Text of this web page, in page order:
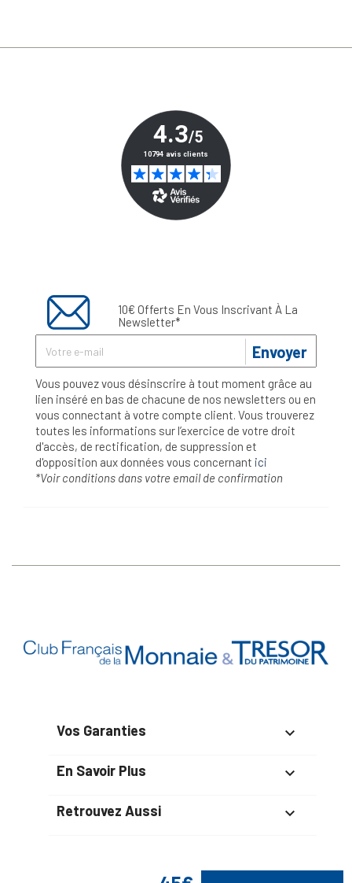
10€ Offerts En Vous Inscrivant À La
Newsletter*
Envoyer
Vous pouvez vous désinscrire à tout moment grâce au
lien inséré en bas de chacune de nos newsletters ou en
vous connectant à votre compte client. Vous trouverez
toutes les informations sur l’exercice de votre droit
d'accès, de rectification, de suppression et
d'opposition aux données vous concernant ici
*Voir conditions dans votre email de confirmation
Vos Garanties 
En Savoir Plus 
Retrouvez Aussi 